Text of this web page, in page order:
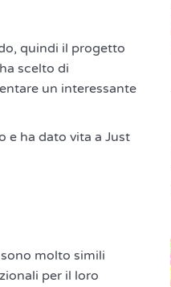
quindi il progetto
scelto di
un interessante
e ha dato vita a Just
molto simili
per il loro